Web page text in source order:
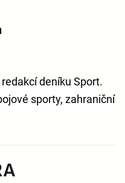
deníku Sport.
sporty, zahraniční